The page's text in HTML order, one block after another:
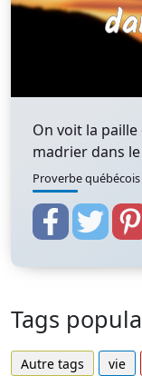
On voit la
madrier dans
Proverbe québécois
Tags
Autre tags vie